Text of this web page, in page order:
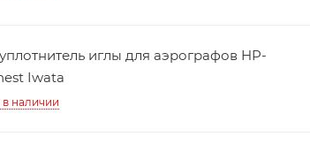
иглы для аэрографов HP-
Anest Iwata
в наличии